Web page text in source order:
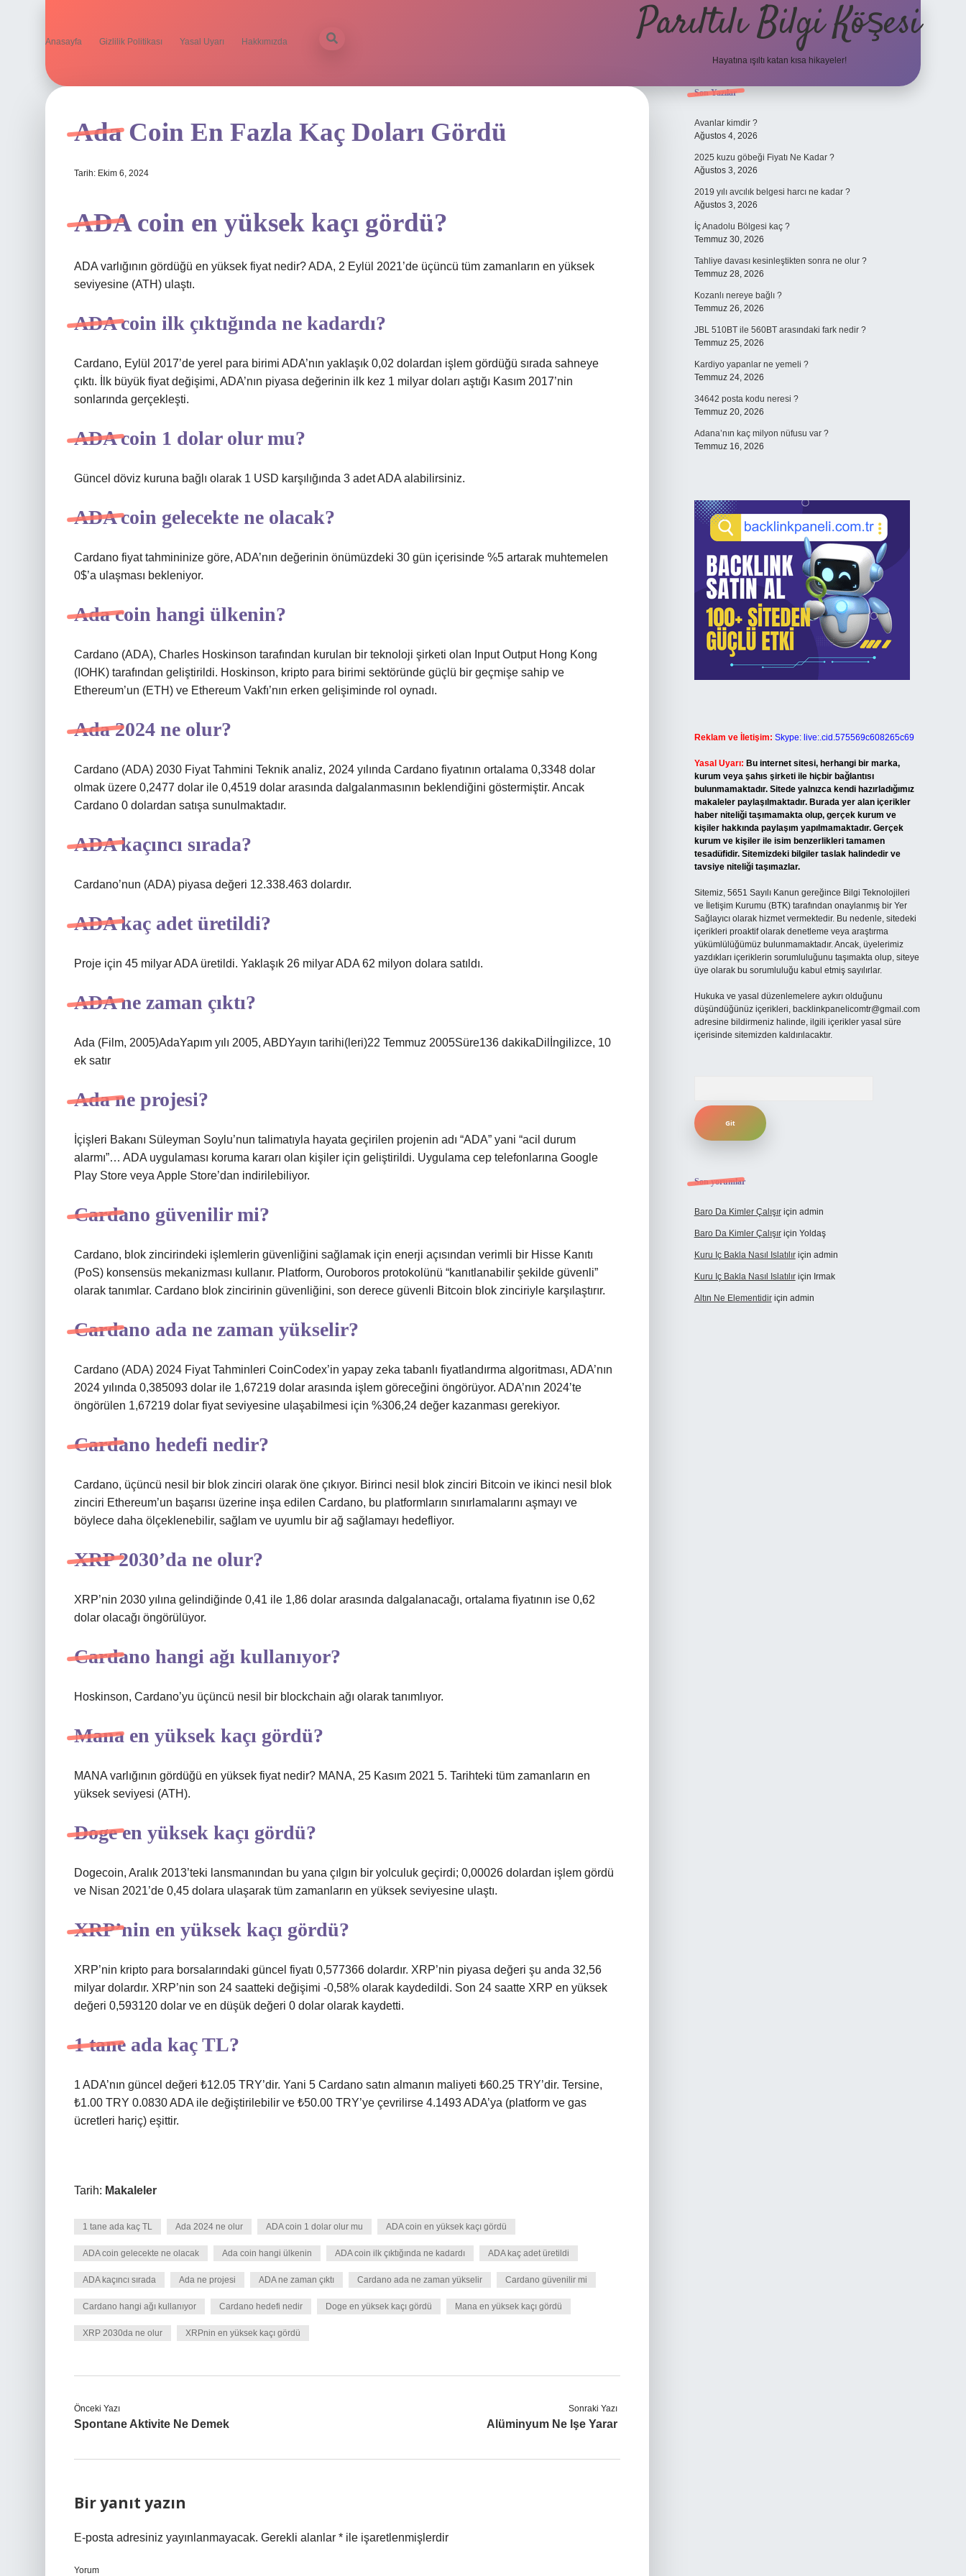
Anasayfa Gizlilik Politikası Yasal Uyarı Hakkımızda Parıltılı Bilgi Köşesi
Hayatına ışıltı katan kısa hikayeler!
Ada Coin En Fazla Kaç Doları Gördü
Tarih: Ekim 6, 2024
ADA coin en yüksek kaçı gördü?
ADA varlığının gördüğü en yüksek fiyat nedir? ADA, 2 Eylül 2021’de üçüncü tüm zamanların en yüksek
seviyesine (ATH) ulaştı.
ADA coin ilk çıktığında ne kadardı?
Cardano, Eylül 2017’de yerel para birimi ADA’nın yaklaşık 0,02 dolardan işlem gördüğü sırada sahneye
çıktı. İlk büyük fiyat değişimi, ADA’nın piyasa değerinin ilk kez 1 milyar doları aştığı Kasım 2017’nin
sonlarında gerçekleşti.
ADA coin 1 dolar olur mu?
Güncel döviz kuruna bağlı olarak 1 USD karşılığında 3 adet ADA alabilirsiniz.
ADA coin gelecekte ne olacak?
Cardano fiyat tahmininize göre, ADA’nın değerinin önümüzdeki 30 gün içerisinde %5 artarak muhtemelen
0$’a ulaşması bekleniyor.
Ada coin hangi ülkenin?
Cardano (ADA), Charles Hoskinson tarafından kurulan bir teknoloji şirketi olan Input Output Hong Kong
(IOHK) tarafından geliştirildi. Hoskinson, kripto para birimi sektöründe güçlü bir geçmişe sahip ve
Ethereum’un (ETH) ve Ethereum Vakfı’nın erken gelişiminde rol oynadı.
Ada 2024 ne olur?
Cardano (ADA) 2030 Fiyat Tahmini Teknik analiz, 2024 yılında Cardano fiyatının ortalama 0,3348 dolar
olmak üzere 0,2477 dolar ile 0,4519 dolar arasında dalgalanmasının beklendiğini göstermiştir. Ancak
Cardano 0 dolardan satışa sunulmaktadır.
ADA kaçıncı sırada?
Cardano’nun (ADA) piyasa değeri 12.338.463 dolardır.
ADA kaç adet üretildi?
Proje için 45 milyar ADA üretildi. Yaklaşık 26 milyar ADA 62 milyon dolara satıldı.
ADA ne zaman çıktı?
Ada (Film, 2005)AdaYapım yılı 2005, ABDYayın tarihi(leri)22 Temmuz 2005Süre136 dakikaDilİngilizce, 10
ek satır
Ada ne projesi?
İçişleri Bakanı Süleyman Soylu’nun talimatıyla hayata geçirilen projenin adı “ADA” yani “acil durum
alarmı”… ADA uygulaması koruma kararı olan kişiler için geliştirildi. Uygulama cep telefonlarına Google
Play Store veya Apple Store’dan indirilebiliyor.
Cardano güvenilir mi?
Cardano, blok zincirindeki işlemlerin güvenliğini sağlamak için enerji açısından verimli bir Hisse Kanıtı
(PoS) konsensüs mekanizması kullanır. Platform, Ouroboros protokolünü “kanıtlanabilir şekilde güvenli”
olarak tanımlar. Cardano blok zincirinin güvenliğini, son derece güvenli Bitcoin blok zinciriyle karşılaştırır.
Cardano ada ne zaman yükselir?
Cardano (ADA) 2024 Fiyat Tahminleri CoinCodex’in yapay zeka tabanlı fiyatlandırma algoritması, ADA’nın
2024 yılında 0,385093 dolar ile 1,67219 dolar arasında işlem göreceğini öngörüyor. ADA’nın 2024’te
öngörülen 1,67219 dolar fiyat seviyesine ulaşabilmesi için %306,24 değer kazanması gerekiyor.
Cardano hedefi nedir?
Cardano, üçüncü nesil bir blok zinciri olarak öne çıkıyor. Birinci nesil blok zinciri Bitcoin ve ikinci nesil blok
zinciri Ethereum’un başarısı üzerine inşa edilen Cardano, bu platformların sınırlamalarını aşmayı ve
böylece daha ölçeklenebilir, sağlam ve uyumlu bir ağ sağlamayı hedefliyor.
XRP 2030’da ne olur?
XRP’nin 2030 yılına gelindiğinde 0,41 ile 1,86 dolar arasında dalgalanacağı, ortalama fiyatının ise 0,62
dolar olacağı öngörülüyor.
Cardano hangi ağı kullanıyor?
Hoskinson, Cardano’yu üçüncü nesil bir blockchain ağı olarak tanımlıyor.
Mana en yüksek kaçı gördü?
MANA varlığının gördüğü en yüksek fiyat nedir? MANA, 25 Kasım 2021 5. Tarihteki tüm zamanların en
yüksek seviyesi (ATH).
Doge en yüksek kaçı gördü?
Dogecoin, Aralık 2013’teki lansmanından bu yana çılgın bir yolculuk geçirdi; 0,00026 dolardan işlem gördü
ve Nisan 2021’de 0,45 dolara ulaşarak tüm zamanların en yüksek seviyesine ulaştı.
XRP’nin en yüksek kaçı gördü?
XRP’nin kripto para borsalarındaki güncel fiyatı 0,577366 dolardır. XRP’nin piyasa değeri şu anda 32,56
milyar dolardır. XRP’nin son 24 saatteki değişimi -0,58% olarak kaydedildi. Son 24 saatte XRP en yüksek
değeri 0,593120 dolar ve en düşük değeri 0 dolar olarak kaydetti.
1 tane ada kaç TL?
1 ADA’nın güncel değeri ₺12.05 TRY’dir. Yani 5 Cardano satın almanın maliyeti ₺60.25 TRY’dir. Tersine,
₺1.00 TRY 0.0830 ADA ile değiştirilebilir ve ₺50.00 TRY’ye çevrilirse 4.1493 ADA’ya (platform ve gas
ücretleri hariç) eşittir.
Tarih: Makaleler
1 tane ada kaç TL Ada 2024 ne olur ADA coin 1 dolar olur mu ADA coin en yüksek kaçı gördü
ADA coin gelecekte ne olacak Ada coin hangi ülkenin ADA coin ilk çıktığında ne kadardı ADA kaç adet üretildi
ADA kaçıncı sırada Ada ne projesi ADA ne zaman çıktı Cardano ada ne zaman yükselir Cardano güvenilir mi
Cardano hangi ağı kullanıyor Cardano hedefi nedir Doge en yüksek kaçı gördü Mana en yüksek kaçı gördü
XRP 2030da ne olur XRPnin en yüksek kaçı gördü
Önceki Yazı
Spontane Aktivite Ne Demek
Sonraki Yazı
Alüminyum Ne Işe Yarar
Bir yanıt yazın
E-posta adresiniz yayınlanmayacak. Gerekli alanlar * ile işaretlenmişlerdir
Yorum
Sidebar
Son Yazılar
Avanlar kimdir ?
Ağustos 4, 2026
2025 kuzu göbeği Fiyatı Ne Kadar ?
Ağustos 3, 2026
2019 yılı avcılık belgesi harcı ne kadar ?
Ağustos 3, 2026
İç Anadolu Bölgesi kaç ?
Temmuz 30, 2026
Tahliye davası kesinleştikten sonra ne olur ?
Temmuz 28, 2026
Kozanlı nereye bağlı ?
Temmuz 26, 2026
JBL 510BT ile 560BT arasındaki fark nedir ?
Temmuz 25, 2026
Kardiyo yapanlar ne yemeli ?
Temmuz 24, 2026
34642 posta kodu neresi ?
Temmuz 20, 2026
Adana’nın kaç milyon nüfusu var ?
Temmuz 16, 2026
Reklam ve İletişim: Skype: live:.cid.575569c608265c69
Yasal Uyarı: Bu internet sitesi, herhangi bir marka,
kurum veya şahıs şirketi ile hiçbir bağlantısı
bulunmamaktadır. Sitede yalnızca kendi hazırladığımız
makaleler paylaşılmaktadır. Burada yer alan içerikler
haber niteliği taşımamakta olup, gerçek kurum ve
kişiler hakkında paylaşım yapılmamaktadır. Gerçek
kurum ve kişiler ile isim benzerlikleri tamamen
tesadüfidir. Sitemizdeki bilgiler taslak halindedir ve
tavsiye niteliği taşımazlar.
Sitemiz, 5651 Sayılı Kanun gereğince Bilgi Teknolojileri
ve İletişim Kurumu (BTK) tarafından onaylanmış bir Yer
Sağlayıcı olarak hizmet vermektedir. Bu nedenle, sitedeki
içerikleri proaktif olarak denetleme veya araştırma
yükümlülüğümüz bulunmamaktadır. Ancak, üyelerimiz
yazdıkları içeriklerin sorumluluğunu taşımakta olup, siteye
üye olarak bu sorumluluğu kabul etmiş sayılırlar.
Hukuka ve yasal düzenlemelere aykırı olduğunu
düşündüğünüz içerikleri, backlinkpanelicomtr@gmail.com
adresine bildirmeniz halinde, ilgili içerikler yasal süre
içerisinde sitemizden kaldırılacaktır.
Son yorumlar
Baro Da Kimler Çalışıriçin admin
Baro Da Kimler Çalışıriçin Yoldaş
Kuru Iç Bakla Nasıl Islatılıriçin admin
Kuru Iç Bakla Nasıl Islatılıriçin Irmak
Altın Ne Elementidiriçin admin